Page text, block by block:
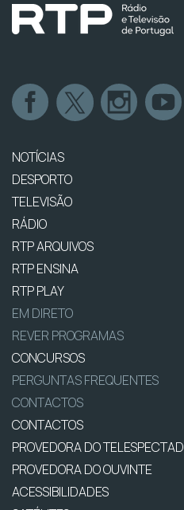
NOTÍCIAS
DESPORTO
TELEVISÃO
RÁDIO
RTP ARQUIVOS
RTP ENSINA
RTP PLAY
EM DIRETO
REVER PROGRAMAS
CONCURSOS
PERGUNTAS FREQUENTES
CONTACTOS
CONTACTOS
PROVEDORA DO
PROVEDORA DO OUVINTE
ACESSIBILIDADES